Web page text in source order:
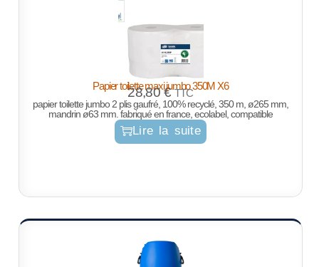
Papier toilette maxi jumbo 350M X6
28,80€ TTC
papier toilette jumbo 2 plis gaufré, 100% recyclé, 350 m, ø265 mm,
mandrin ø63 mm. fabriqué en france, ecolabel, compatible
Lire la suite